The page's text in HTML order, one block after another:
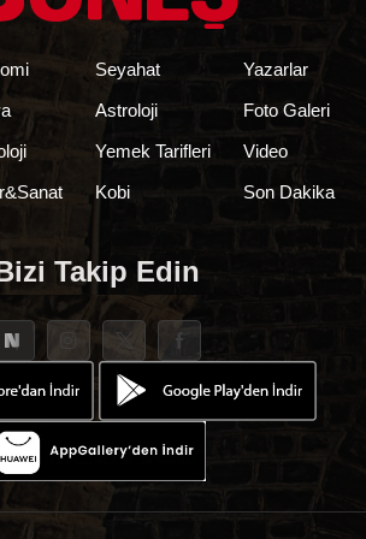
Seyahat
Astroloji
Yemek Tarifleri
Kobi
Yazarlar
Foto Galeri
Video
Son Dakika
Takip Edin